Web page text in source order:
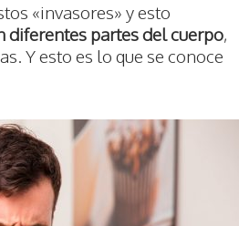
«invasores» y esto
diferentes partes del cuerpo,
Y esto es lo que se conoce